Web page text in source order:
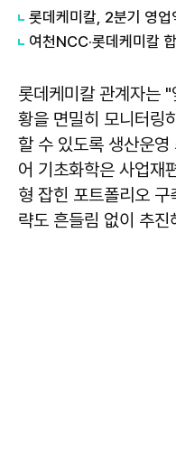
롯데케미칼, 2분기 영
롯데케미칼 관계자는
황을 면밀히 모니터링
할 수 있도록 생산운
어 기초화학은 사업재
형 잡힌 포트폴리오
략도 흔들림 없이 추